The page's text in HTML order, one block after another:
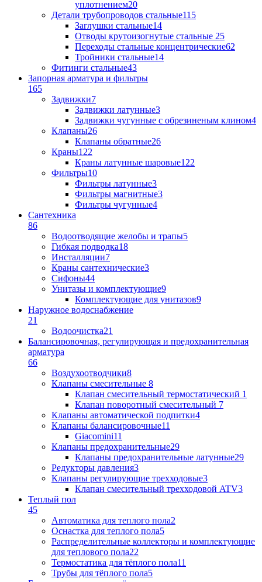
уплотнением20
Детали трубопроводов стальные115
Заглушки стальные14
Отводы крутоизогнутые стальные 25
Переходы стальные концентрические62
Тройники стальные14
Фитинги стальные43
Запорная арматура и фильтры
165
Задвижки7
Задвижки латунные3
Задвижки чугунные с обрезиненым клином4
Клапаны26
Клапаны обратные26
Краны122
Краны латунные шаровые122
Фильтры10
Фильтры латунные3
Фильтры магнитные3
Фильтры чугунные4
Сантехника
86
Водоотводящие желобы и трапы5
Гибкая подводка18
Инсталляции7
Краны сантехнические3
Сифоны44
Унитазы и комплектующие9
Комплектующие для унитазов9
Наружное водоснабжение
21
Водоочистка21
Балансировочная, регулирующая и предохранительная
арматура
66
Воздухоотводчики8
Клапаны cмесительные 8
Клапан cмесительный термостатический 1
Клапан поворотный cмесительный 7
Клапаны автоматической подпитки4
Клапаны балансировочные11
Giacomini11
Клапаны предохранительные29
Клапаны предохранительные латунные29
Редукторы давления3
Клапаны регулирующие трехходовые3
Клапан смесительный трехходовой ATV3
Теплый пол
45
Автоматика для теплого пола2
Оснастка для теплого пола5
Распределительные коллекторы и комплектующие
для теплового пола22
Термостатика для тёплого пола11
Трубы для тёплого пола5